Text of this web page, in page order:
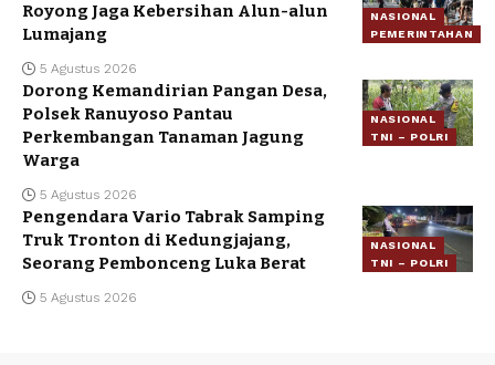
NASIONAL
PEMERINTAHAN
Royong Jaga Kebersihan Alun-alun
Lumajang
5 Agustus 2026
NASIONAL
TNI – POLRI
Dorong Kemandirian Pangan Desa,
Polsek Ranuyoso Pantau
Perkembangan Tanaman Jagung
Warga
5 Agustus 2026
NASIONAL
TNI – POLRI
Pengendara Vario Tabrak Samping
Truk Tronton di Kedungjajang,
Seorang Pembonceng Luka Berat
5 Agustus 2026